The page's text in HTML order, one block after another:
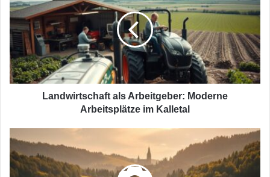
Arbeitgeber:
Moderne
Arbeitsplätze
im
Kalletal
Landwirtschaft als Arbeitgeber: Moderne
Arbeitsplätze im Kalletal
das
Kalletal